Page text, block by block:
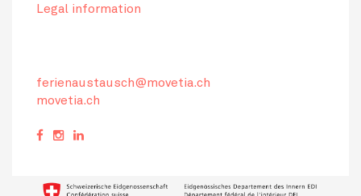
Legal information
ferienaustausch@movetia.ch
movetia.ch